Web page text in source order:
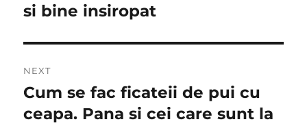
si bine insiropat
NEXT
Next
post:
Cum se fac ficateii de pui cu
ceapa. Pana si cei care sunt la